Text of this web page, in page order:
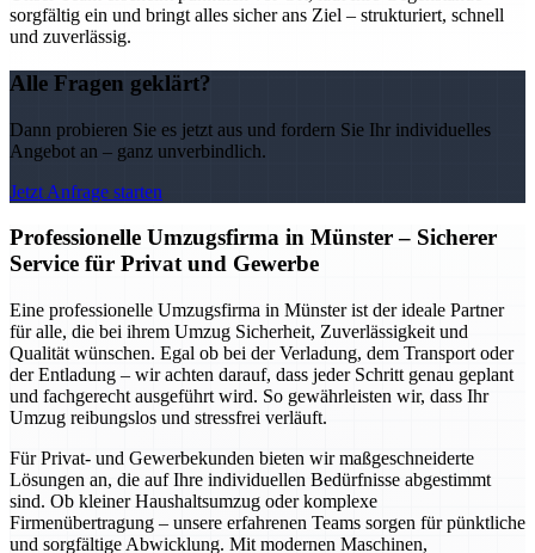
sorgfältig ein und bringt alles sicher ans Ziel – strukturiert, schnell
und zuverlässig.
Alle Fragen geklärt?
Dann probieren Sie es jetzt aus und fordern Sie Ihr individuelles
Angebot an – ganz unverbindlich.
Jetzt Anfrage starten
Professionelle Umzugsfirma in Münster – Sicherer
Service für Privat und Gewerbe
Eine professionelle Umzugsfirma in Münster ist der ideale Partner
für alle, die bei ihrem Umzug Sicherheit, Zuverlässigkeit und
Qualität wünschen. Egal ob bei der Verladung, dem Transport oder
der Entladung – wir achten darauf, dass jeder Schritt genau geplant
und fachgerecht ausgeführt wird. So gewährleisten wir, dass Ihr
Umzug reibungslos und stressfrei verläuft.
Für Privat- und Gewerbekunden bieten wir maßgeschneiderte
Lösungen an, die auf Ihre individuellen Bedürfnisse abgestimmt
sind. Ob kleiner Haushaltsumzug oder komplexe
Firmenübertragung – unsere erfahrenen Teams sorgen für pünktliche
und sorgfältige Abwicklung. Mit modernen Maschinen,